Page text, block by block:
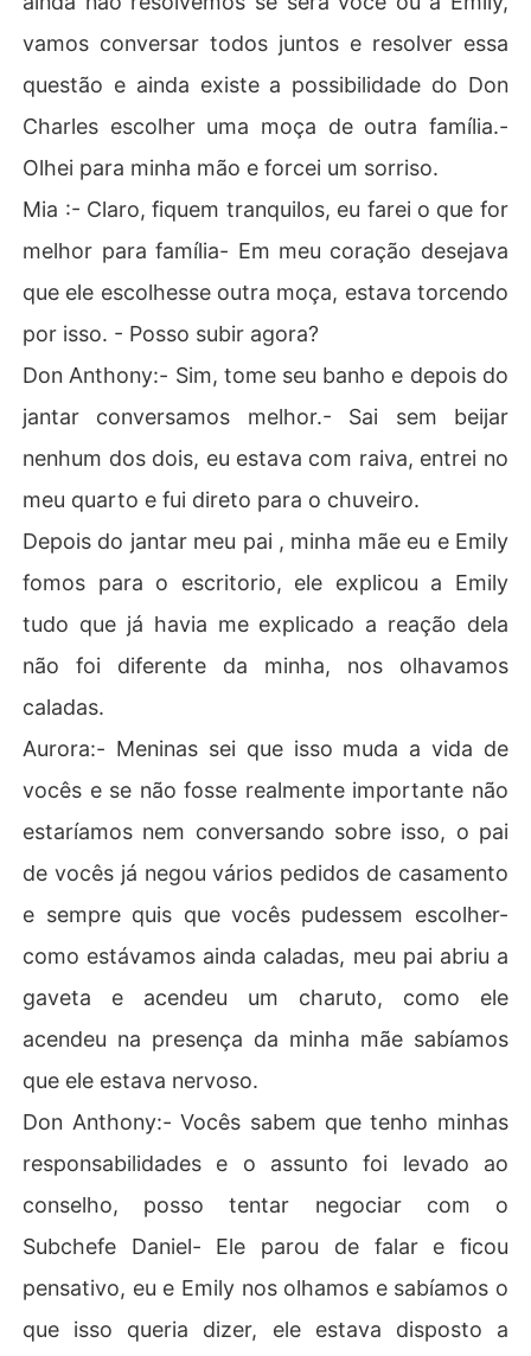
vamos conversar todos juntos e resolver essa
questão e ainda existe a possibilidade do Don
Charles escolher uma moça de outra família.-
Olhei para minha mão e forcei um sorriso.
Mia :- Claro, fiquem tranquilos, eu farei o que for
melhor para família- Em meu coração desejava
que ele escolhesse outra moça, estava torcendo
por isso. - Posso subir agora?
Don Anthony:- Sim, tome seu banho e depois do
jantar conversamos melhor.- Sai sem beijar
nenhum dos dois, eu estava com raiva, entrei no
meu quarto e fui direto para o chuveiro.
Depois do jantar meu pai , minha mãe eu e Emily
fomos para o escritorio, ele explicou a Emily
tudo que já havia me explicado a reação dela
não foi diferente da minha, nos olhavamos
caladas.
Aurora:- Meninas sei que isso muda a vida de
vocês e se não fosse realmente importante não
estaríamos nem conversando sobre isso, o pai
de vocês já negou vários pedidos de casamento
e sempre quis que vocês pudessem escolher-
como estávamos ainda caladas, meu pai abriu a
gaveta e acendeu um charuto, como ele
acendeu na presença da minha mãe sabíamos
que ele estava nervoso.
Don Anthony:- Vocês sabem que tenho minhas
responsabilidades e o assunto foi levado ao
conselho, posso tentar negociar com o
Subchefe Daniel- Ele parou de falar e ficou
pensativo, eu e Emily nos olhamos e sabíamos o
que isso queria dizer, ele estava disposto a